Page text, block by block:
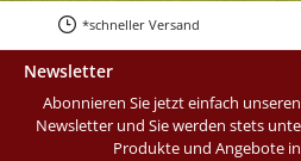
*schneller Versand
Newsletter
Abonnieren Sie jetzt einfach
Newsletter und Sie werden stets
Produkte und Angebote